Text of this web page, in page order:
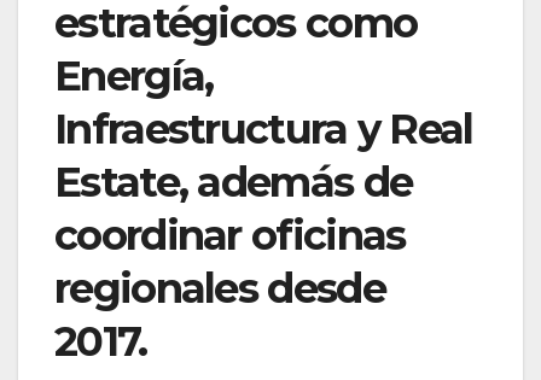
estratégicos como
Energía,
Infraestructura y Real
Estate, además de
coordinar oficinas
regionales desde
2017.